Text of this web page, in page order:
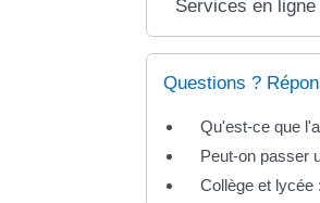
Services en
Questions ?
Qu'est-ce que
Peut-on passer
Collège et lycée